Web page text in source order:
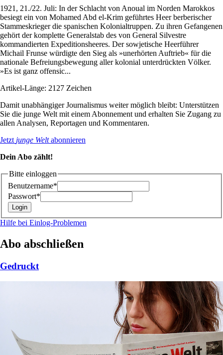
1921, 21./22. Juli: In der Schlacht von Anoual im Norden Marokkos
besiegt ein von Mohamed Abd el-Krim geführtes Heer berberischer
Stammeskrieger die spanischen Kolonialtruppen. Zu ihren Gefangenen
gehört der komplette Generalstab des von General Silvestre
kommandierten Expeditionsheeres. Der sowjetische Heerführer
Michail Frunse würdigte den Sieg als »unerhörten Auftrieb« für die
nationale Befreiungsbewegung aller kolonial unterdrückten Völker.
»Es ist ganz offensic...
Artikel-Länge: 2127 Zeichen
Damit unabhängiger Journalismus weiter möglich bleibt: Unterstützen
Sie die junge Welt mit einem Abonnement und erhalten Sie Zugang zu
allen Analysen, Reportagen und Kommentaren.
Jetzt junge Weltabonnieren
Dein Abo zählt!
Bitte einloggen
Benutzername*
Passwort*
Hilfe bei Einlog-Problemen
Abo abschließen
Gedruckt